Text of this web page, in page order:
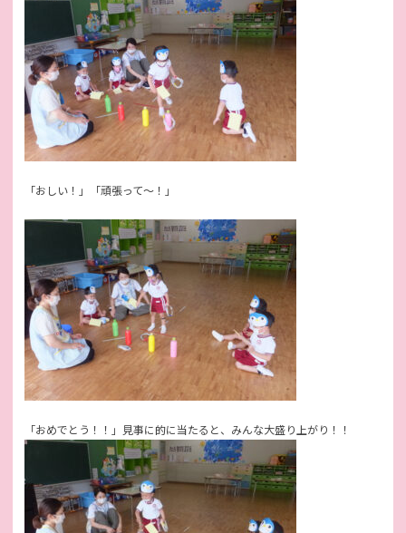
「おしい！」「頑張って～！」
「おめでとう！！」見事に的に当たると、みんな大盛り上がり！！